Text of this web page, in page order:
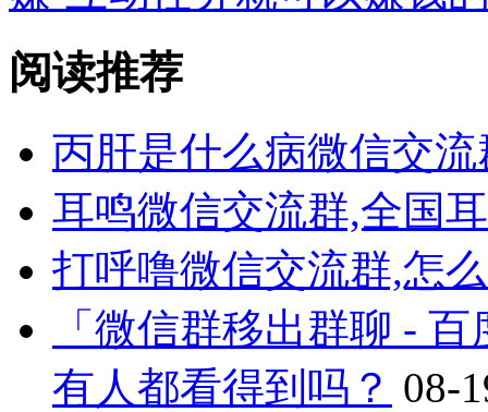
阅读推荐
丙肝是什么病微信交
耳鸣微信交流群,全国
打呼噜微信交流群,怎
「微信群移出群聊 -
有人都看得到吗？ 08-